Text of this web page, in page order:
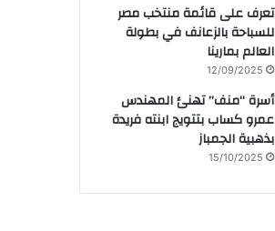
تعرف على قائمة منتخب مصر
للسباحة بالزعانف في بطولة
العالم بمارينا
12/09/2025
أسرة “منف” تهنئ المهندس
عمرو كساب بتتويج ابنته فريدة
بذهبية الجمباز
15/10/2025